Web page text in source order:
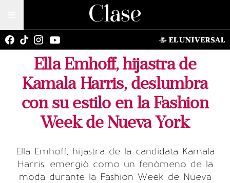
Ella Emhoff, hijastra de
Kamala Harris, deslumbra
con su estilo en la Fashion
Week de Nueva York
Ella Emhoff, hijastra de la candidata Kamala
Harris, emergió como un fenómeno de la
moda durante la Fashion Week de Nueva